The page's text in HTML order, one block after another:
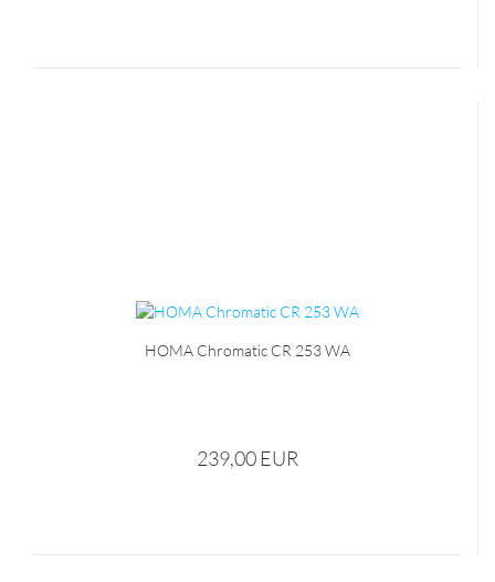
HOMA Chromatic CR 253 WA
239,00 EUR